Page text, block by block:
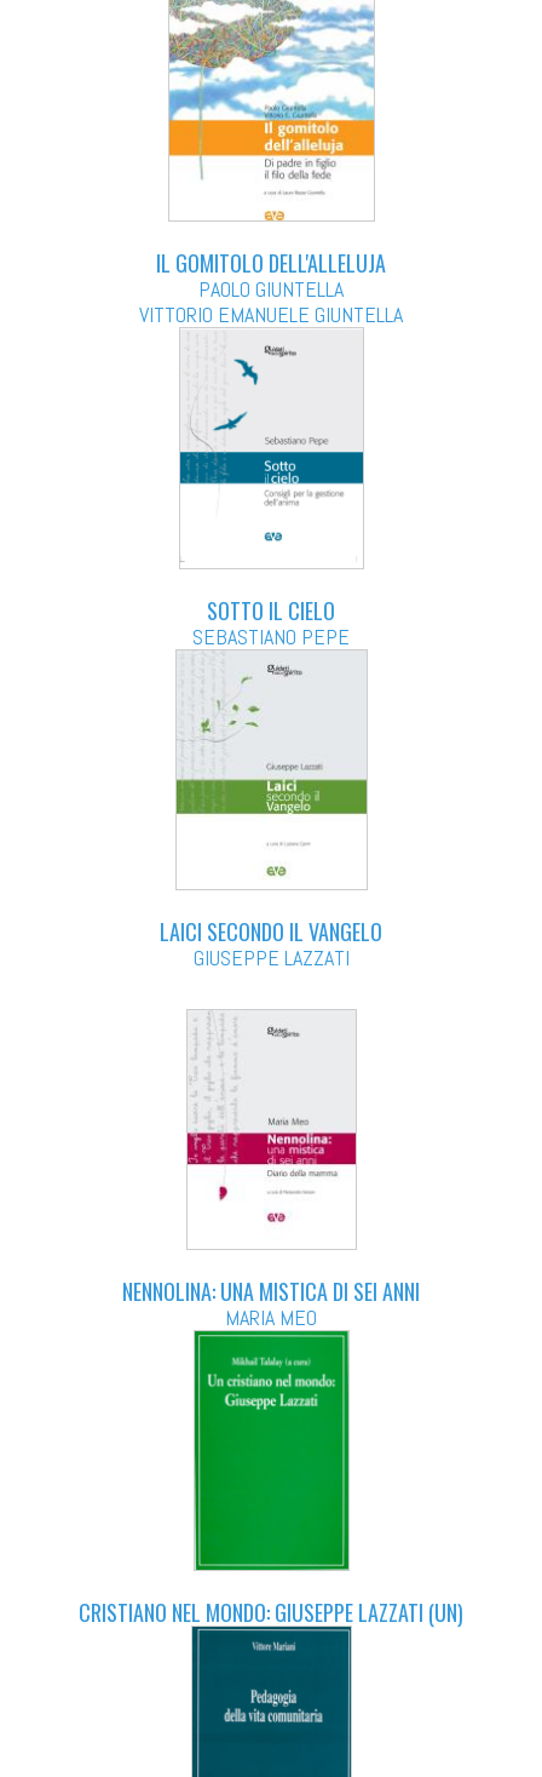
IL GOMITOLO DELL'ALLELUJA
PAOLO GIUNTELLA
VITTORIO EMANUELE GIUNTELLA
SOTTO IL CIELO
SEBASTIANO PEPE
LAICI SECONDO IL VANGELO
GIUSEPPE LAZZATI
NENNOLINA: UNA MISTICA DI SEI ANNI
MARIA MEO
CRISTIANO NEL MONDO: GIUSEPPE LAZZATI (UN)